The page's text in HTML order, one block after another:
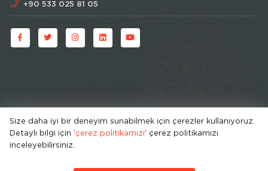
+90 533 025 81 05
© HipoKid 2026 . All rights reserved.
Developed by
Size daha iyi bir deneyim sunabilmek için çerezler kullanıyoruz.
Detaylı bilgi için ‘çerez politikamızı’ çerez politikamızı
inceleyebilirsiniz.